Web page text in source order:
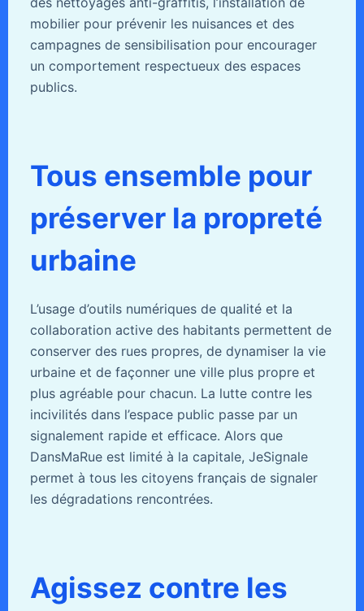
mobilier pour prévenir les nuisances et des
campagnes de sensibilisation pour encourager
un comportement respectueux des espaces
publics.
Tous ensemble pour
préserver la propreté
urbaine
L’usage d’outils numériques de qualité et la
collaboration active des habitants permettent de
conserver des rues propres, de dynamiser la vie
urbaine et de façonner une ville plus propre et
plus agréable pour chacun. La lutte contre les
incivilités dans l’espace public passe par un
signalement rapide et efficace. Alors que
DansMaRue est limité à la capitale, JeSignale
permet à tous les citoyens français de signaler
les dégradations rencontrées.
Agissez contre les